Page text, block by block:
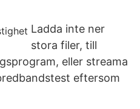
Ladda inte ner
stora filer, till
eller streama
eftersom